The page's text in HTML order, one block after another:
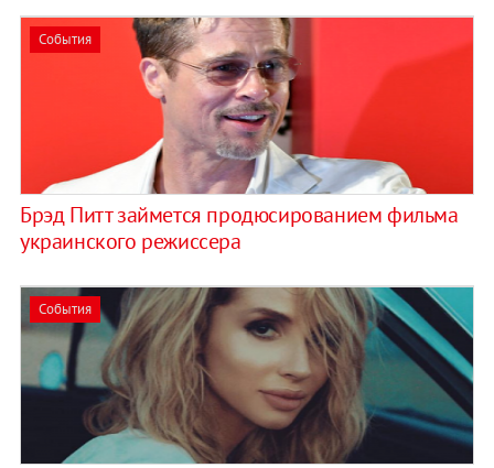
События
Брэд Питт займется продюсированием фильма
украинского режиссера
События